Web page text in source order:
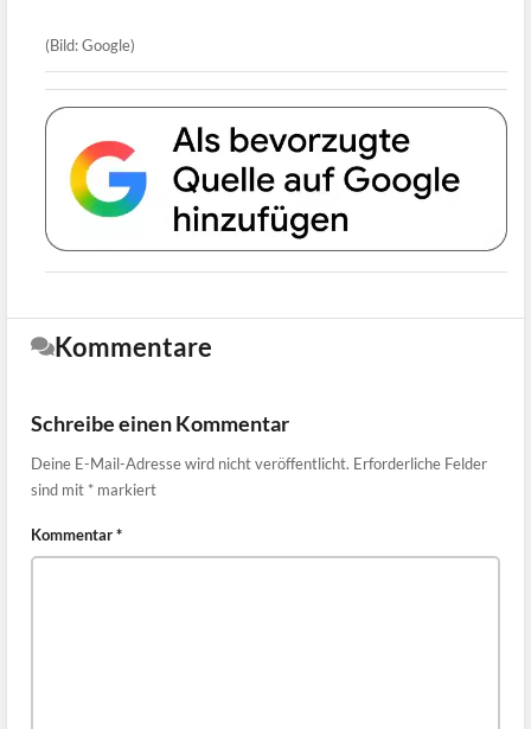
(Bild: Google)
Kommentare
Schreibe einen Kommentar
Deine E-Mail-Adresse wird nicht veröffentlicht. Erforderliche Felder
sind mit * markiert
Kommentar*